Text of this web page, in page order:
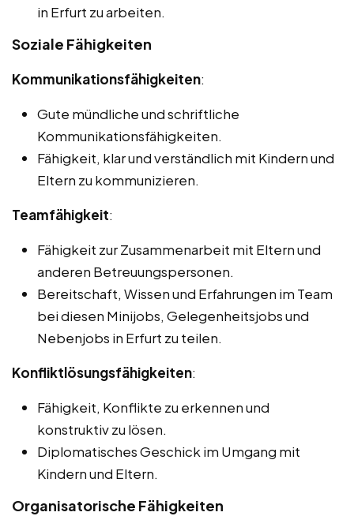
in Erfurt zu arbeiten.
Soziale Fähigkeiten
Kommunikationsfähigkeiten:
Gute mündliche und schriftliche
Kommunikationsfähigkeiten.
Fähigkeit, klar und verständlich mit Kindern und
Eltern zu kommunizieren.
Teamfähigkeit:
Fähigkeit zur Zusammenarbeit mit Eltern und
anderen Betreuungspersonen.
Bereitschaft, Wissen und Erfahrungen im Team
bei diesen Minijobs, Gelegenheitsjobs und
Nebenjobs in Erfurt zu teilen.
Konfliktlösungsfähigkeiten:
Fähigkeit, Konflikte zu erkennen und
konstruktiv zu lösen.
Diplomatisches Geschick im Umgang mit
Kindern und Eltern.
Organisatorische Fähigkeiten